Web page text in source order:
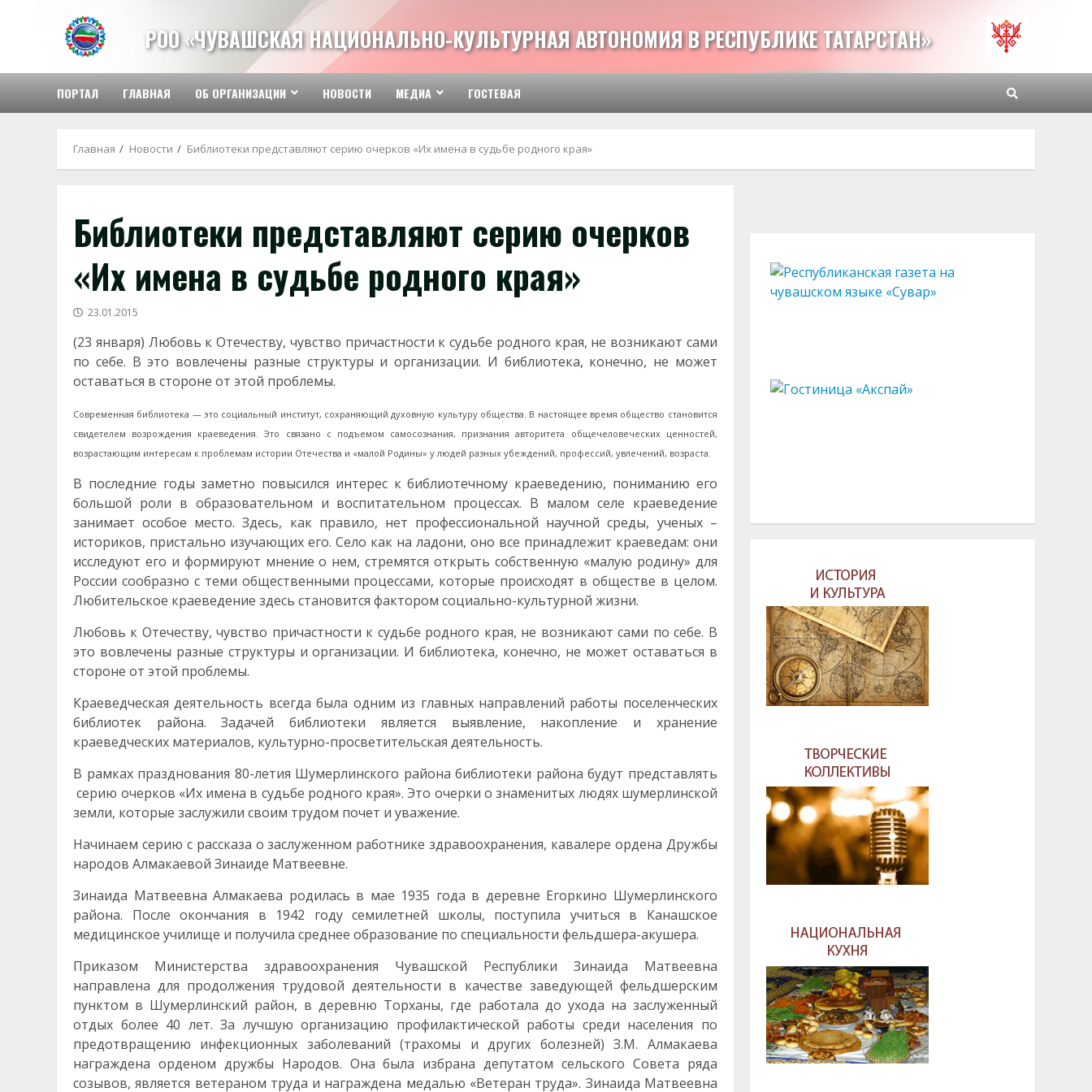
содержимому
РОО «ЧУВАШСКАЯ НАЦИОНАЛЬНО-КУЛЬТУРНАЯ АВТОНОМИЯ В РЕСПУБЛИКЕ ТАТАРСТАН»
ПОРТАЛ ГЛАВНАЯ ОБ ОРГАНИЗАЦИИ НОВОСТИ МЕДИА ГОСТЕВАЯ
Главная Новости Библиотеки представляют серию очерков «Их имена в судьбе родного края»
Библиотеки представляют серию очерков
«Их имена в судьбе родного края»
23.01.2015
(23 января) Любовь к Отечеству, чувство причастности к судьбе родного края, не возникают сами
по себе. В это вовлечены разные структуры и организации. И библиотека, конечно, не может
оставаться в стороне от этой проблемы.
Современная библиотека — это социальный институт, сохраняющий духовную культуру общества. В настоящее время общество становится
свидетелем возрождения краеведения. Это связано с подъемом самосознания, признания авторитета общечеловеческих ценностей,
возрастающим интересам к проблемам истории Отечества и «малой Родины» у людей разных убеждений, профессий, увлечений, возраста.
В последние годы заметно повысился интерес к библиотечному краеведению, пониманию его
большой роли в образовательном и воспитательном процессах. В малом селе краеведение
занимает особое место. Здесь, как правило, нет профессиональной научной среды, ученых –
историков, пристально изучающих его. Село как на ладони, оно все принадлежит краеведам: они
исследуют его и формируют мнение о нем, стремятся открыть собственную «малую родину» для
России сообразно с теми общественными процессами, которые происходят в обществе в целом.
Любительское краеведение здесь становится фактором социально-культурной жизни.
Любовь к Отечеству, чувство причастности к судьбе родного края, не возникают сами по себе. В
это вовлечены разные структуры и организации. И библиотека, конечно, не может оставаться в
стороне от этой проблемы.
Краеведческая деятельность всегда была одним из главных направлений работы поселенческих
библиотек района. Задачей библиотеки является выявление, накопление и хранение
краеведческих материалов, культурно-просветительская деятельность.
В рамках празднования 80-летия Шумерлинского района библиотеки района будут представлять
серию очерков «Их имена в судьбе родного края». Это очерки о знаменитых людях шумерлинской
земли, которые заслужили своим трудом почет и уважение.
Начинаем серию с рассказа о заслуженном работнике здравоохранения, кавалере ордена Дружбы
народов Алмакаевой Зинаиде Матвеевне.
Зинаида Матвеевна Алмакаева родилась в мае 1935 года в деревне Егоркино Шумерлинского
района. После окончания в 1942 году семилетней школы, поступила учиться в Канашское
медицинское училище и получила среднее образование по специальности фельдшера-акушера.
Приказом Министерства здравоохранения Чувашской Республики Зинаида Матвеевна
направлена для продолжения трудовой деятельности в качестве заведующей фельдшерским
пунктом в Шумерлинский район, в деревню Торханы, где работала до ухода на заслуженный
отдых более 40 лет. За лучшую организацию профилактической работы среди населения по
предотвращению инфекционных заболеваний (трахомы и других болезней) З.М. Алмакаева
награждена орденом дружбы Народов. Она была избрана депутатом сельского Совета ряда
созывов, является ветераном труда и награждена медалью «Ветеран труда». Зинаида Матвеевна